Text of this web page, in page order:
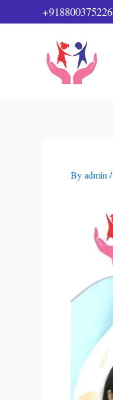
to
+918800375226
Byadmin /